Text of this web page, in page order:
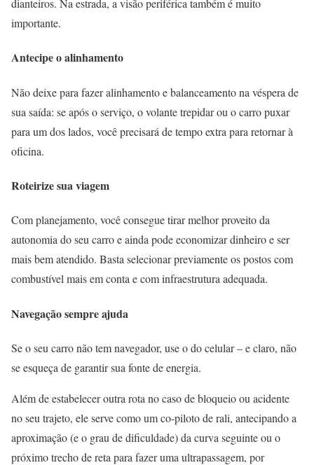
dianteiros. Na estrada, a visão periférica também é muito
importante.
Antecipe o alinhamento
Não deixe para fazer alinhamento e balanceamento na véspera de
sua saída: se após o serviço, o volante trepidar ou o carro puxar
para um dos lados, você precisará de tempo extra para retornar à
oficina.
Roteirize sua viagem
Com planejamento, você consegue tirar melhor proveito da
autonomia do seu carro e ainda pode economizar dinheiro e ser
mais bem atendido. Basta selecionar previamente os postos com
combustível mais em conta e com infraestrutura adequada.
Navegação sempre ajuda
Se o seu carro não tem navegador, use o do celular – e claro, não
se esqueça de garantir sua fonte de energia.
Além de estabelecer outra rota no caso de bloqueio ou acidente
no seu trajeto, ele serve como um co-piloto de rali, antecipando a
aproximação (e o grau de dificuldade) da curva seguinte ou o
próximo trecho de reta para fazer uma ultrapassagem, por